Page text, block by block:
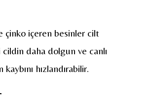
çinko içeren besinler cilt
daha dolgun ve canlı
hızlandırabilir.